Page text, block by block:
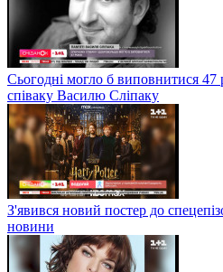
Сьогодні могло б виповнитися 47
співаку Василю Сліпаку
З'явився новий постер до
новини